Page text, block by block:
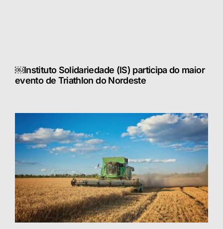
￼Instituto Solidariedade (IS) participa do maior
evento de Triathlon do Nordeste